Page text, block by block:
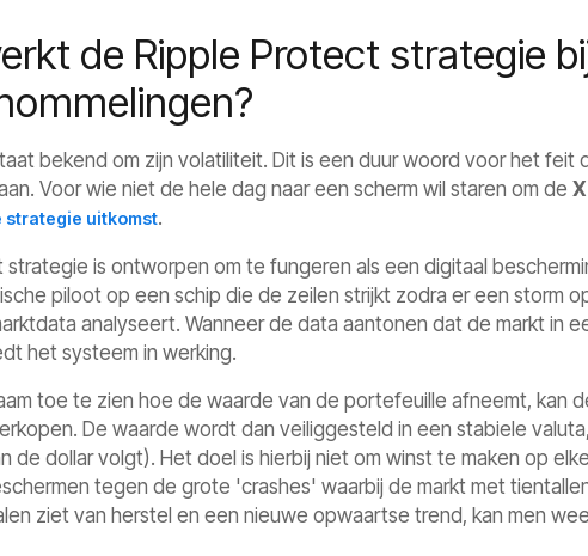
de Ripple Protect strategie
bekend om zijn volatiliteit. Dit is een duur woord voor het
Voor wie niet de hele dag naar een scherm wil staren om de
strategie uitkomst.
strategie is ontworpen om te fungeren als een digitaal
piloot op een schip die de zeilen strijkt zodra er een storm
analyseert. Wanneer de data aantonen dat de markt in
het systeem in werking.
toe te zien hoe de waarde van de portefeuille afneemt, kan
De waarde wordt dan veiliggesteld in een stabiele
de dollar volgt). Het doel is hierbij niet om winst te maken op
tegen de grote 'crashes' waarbij de markt met
ziet van herstel en een nieuwe opwaartse trend, kan men